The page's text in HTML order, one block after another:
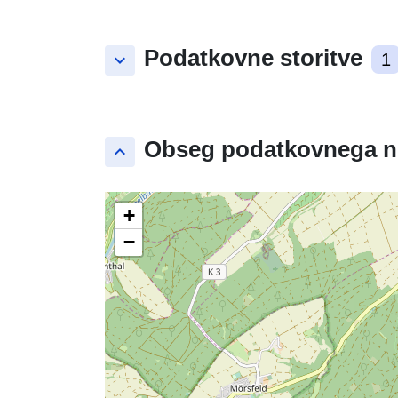
keyboard_arrow_down Podatkovne storitve 1
keyboard_arrow_up Obseg podatkovnega
+
−